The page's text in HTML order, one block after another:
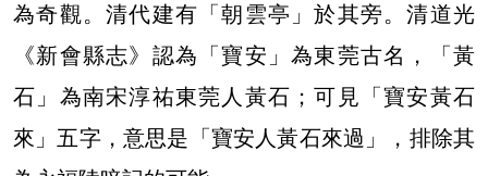
為奇觀。清代建有「朝雲亭」於其旁。清道光
《新會縣志》認為「寶安」為東莞古名，「黃
石」為南宋淳祐東莞人黃石；可見「寶安黃石
來」五字，意思是「寶安人黃石來過」，排除其